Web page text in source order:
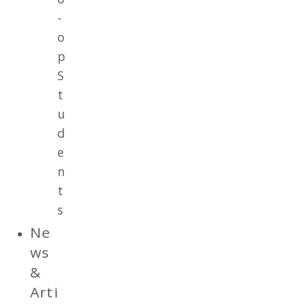
-
o
p
S
t
u
d
e
n
t
s
Ne
ws
&
Arti